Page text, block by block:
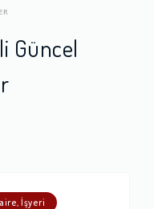
Güncel
İşyeri